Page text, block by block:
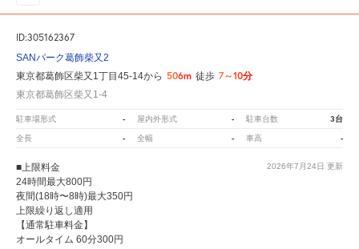
ID:305162367
SANパーク葛飾柴又2
東京都葛飾区柴又1丁目45-14から 506m 徒歩 7～10分
東京都葛飾区柴又1-4
駐車場形式 - 屋内外形式 - 駐車台数 3台
全長 - 全幅 - 車高 -
2026年7月24日 更新
■上限料金
24時間最大800円
夜間(18時〜8時)最大350円
上限繰り返し適用
【通常駐車料金】
オールタイム 60分300円